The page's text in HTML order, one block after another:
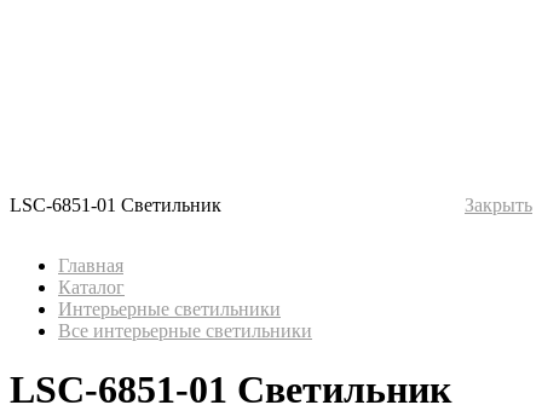
LSC-6851-01 Светильник Закрыть
Главная
Каталог
Интерьерные светильники
Все интерьерные светильники
LSC-6851-01 Светильник